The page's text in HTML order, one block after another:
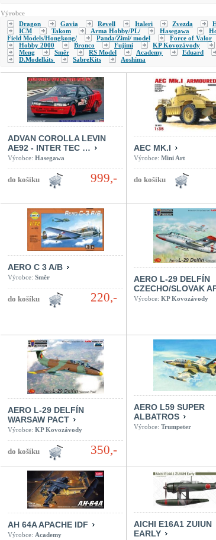
Výrobce
Dragon
Gavia Revell Italeri Zvezda
ICM
Takom Arma Hobby/PL/ Hasegawa
Field Models/Hongkong/
Panda/Zimi/ model Force of Valor
Hobby 2000
Bronco Fujimi KP Kovozávody
Meng
Směr RS Model Academy Eduard
D.Modelkits
SabreKits Aoshima
ADVAN COROLLA LEVIN
AE92 - INTER TEC …
Výrobce: Hasegawa
999,-
AEC MK.I
Výrobce: Mini Art
AERO C 3 A/B
Výrobce: Směr
220,-
AERO L-29 DELFÍN
CZECHO/SLOVAK
Výrobce: KP Kovozávody
AERO L-29 DELFÍN
WARSAW PACT
Výrobce: KP Kovozávody
350,-
AERO L59 SUPER
ALBATROS
Výrobce: Trumpeter
AH 64A APACHE IDF
Výrobce: Academy
AICHI E16A1 ZUIUN
EARLY